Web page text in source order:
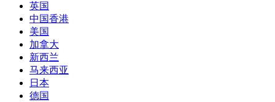
英国
中国香港
美国
加拿大
新西兰
马来西亚
日本
德国